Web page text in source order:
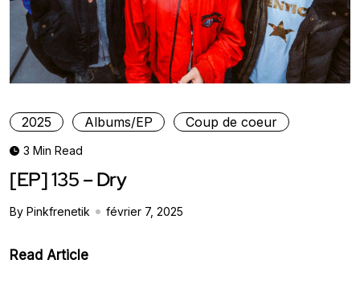
2025 Albums/EP Coup de coeur
3 Min Read
[EP] 135 – Dry
By Pinkfrenetik février 7, 2025
Read Article